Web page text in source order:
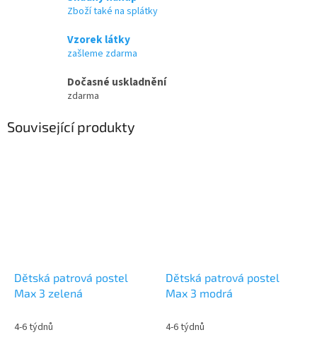
Zboží také na splátky
Vzorek látky
zašleme zdarma
Dočasné uskladnění
zdarma
Související produkty
Dětská patrová postel
Max 3 zelená
4-6 týdnů
Dětská patrová postel
Max 3 modrá
4-6 týdnů